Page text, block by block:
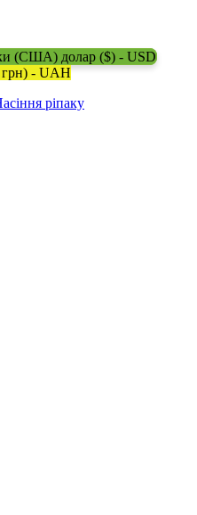
(США) долар ($) - USD
грн) - UAH
ріпаку